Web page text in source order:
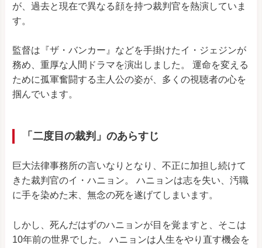
が、過去と現在で異なる顔を持つ裁判官を熱演していま
す。
監督は『ザ・バンカー』などを手掛けたイ・ジェジンが
務め、重厚な人間ドラマを演出しました。 運命を変える
ために孤軍奮闘する主人公の姿が、多くの視聴者の心を
掴んでいます。
「二度目の裁判」のあらすじ
巨大法律事務所の言いなりとなり、不正に加担し続けて
きた裁判官のイ・ハニョン。 ハニョンは志を失い、汚職
に手を染めた末、無念の死を遂げてしまいます。
しかし、死んだはずのハニョンが目を覚ますと、そこは
10年前の世界でした。 ハニョンは人生をやり直す機会を